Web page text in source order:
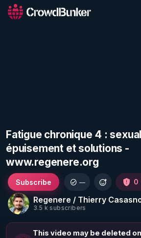
Fatigue chronique 4 :
épuisement et solutions -
www.regenere.org
Regenere / Thierry
3.5 k subscribers
Subscribe — 0
This video may be deleted